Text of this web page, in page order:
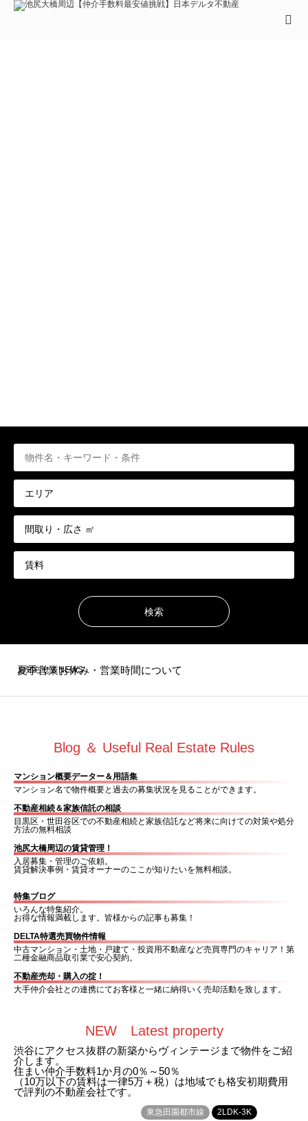
夏季営業お休み・営業時間について
お知らせ＆NEWS
Blog ＆ Useful Real Estate Rules
マンション概要データー＆用語集
マンション名で物件概要と過去の募集状況を見ることができます。
不動産相続＆家族信託の相談
目黒区・世田谷区での不動産相続と家族信託など将来に向けての対策や処分
方法の無料相談
池尻大橋周辺の賃貸管理！
入居募集・管理のご依頼。
賃貸解決事例・賃貸オーナーのここが知りたいを無料相談。
特集ブログ
いろんな特集紹介。
お得な情報満載します。皆様からの記事も募集！
DELTA特選売買物件情報
中古マンション・土地・戸建て・投資用不動産など売買専門のキャリア！第
二種金融商品取引業で安心契約。
不動産売却・購入の掟！
大手仲介会社との連携にてお客様と一緒に納得いく売却活動を致します。
NEW Latest property
渋谷にアクセス抜群の新築からヴィンテージまで物件をご紹
介します。
住まい仲介手数料1か月の0％～50％
（10万以下の賃料は一律5万＋税）は地域でも格安初期費用
で評判の不動産会社です。
東急田園都市線
2LDK-3K